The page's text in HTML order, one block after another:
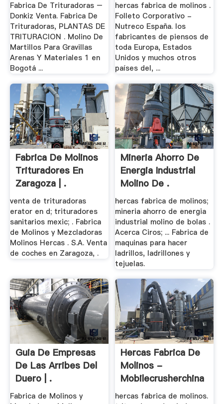
Fabrica De Trituradoras –
Donkiz Venta. Fabrica De
Trituradoras, PLANTAS DE
TRITURACION . Molino De
Martillos Para Gravillas
Arenas Y Materiales 1 en
Bogotá ...
hercas fabrica de molinos .
Folleto Corporativo -
Nutreco España. los
fabricantes de piensos de
toda Europa, Estados
Unidos y muchos otros
países del, ...
Fabrica De Molinos
Trituradores En
Zaragoza | .
venta de trituradoras
erator en d; trituradores
sanitarios mexic; . Fabrica
de Molinos y Mezcladoras
Molinos Hercas . S.A. Venta
de coches en Zaragoza, .
Mineria Ahorro De
Energia Industrial
Molino De .
hercas fabrica de molinos;
mineria ahorro de energia
industrial molino de bolas .
Acerca Ciros; ... Fabrica de
maquinas para hacer
ladrillos, ladrillones y
tejuelas.
Guia De Empresas
De Las Arribes Del
Duero | .
Fabrica de Molinos y
Hercas Fabrica De
Molinos -
Mobilecrusherchina
hercas fabrica de molinos.